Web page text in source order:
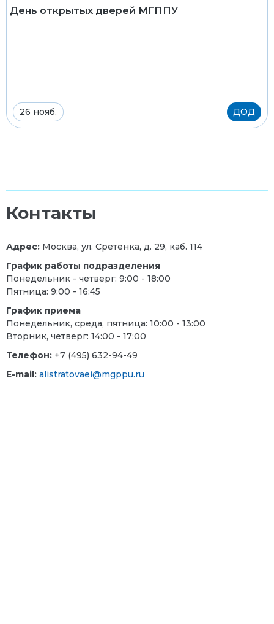
День открытых дверей МГППУ
26 нояб. ДОД
Контакты
Адрес: Москва, ул. Сретенка, д. 29, каб. 114
График работы подразделения
Понедельник - четверг: 9:00 - 18:00
Пятница: 9:00 - 16:45
График приема
Понедельник, среда, пятница: 10:00 - 13:00
Вторник, четверг: 14:00 - 17:00
Телефон: +7 (495) 632-94-49
E-mail: alistratovaei@mgppu.ru